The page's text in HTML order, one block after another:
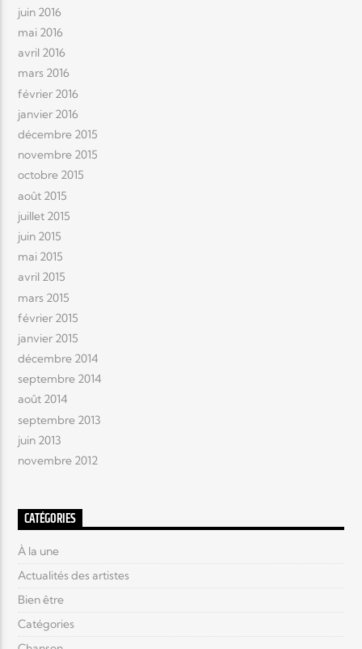
juin 2016
mai 2016
avril 2016
mars 2016
février 2016
janvier 2016
décembre 2015
novembre 2015
octobre 2015
août 2015
juillet 2015
juin 2015
mai 2015
avril 2015
mars 2015
février 2015
janvier 2015
décembre 2014
septembre 2014
août 2014
septembre 2013
juin 2013
novembre 2012
CATÉGORIES
À la une
Actualités des artistes
Bien être
Catégories